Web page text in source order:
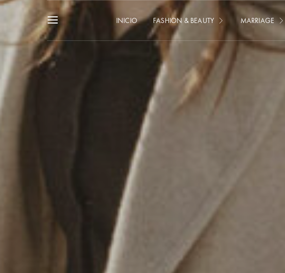
INICIO FASHION & BEAUTY MARRIAGE